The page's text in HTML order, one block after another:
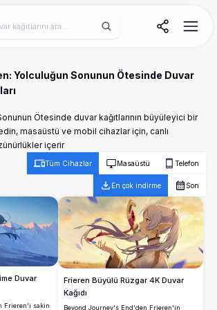
Yolculuğun Sonunun Ötesinde Duvar
Ötesinde duvar kağıtlarının büyüleyici bir
masaüstü ve mobil cihazlar için, canlı
içerir
Tüm Cihazlar Masaüstü Telefon
En çok indirme Son
Duvar
Frieren'i sakin
Frieren Büyülü Rüzgar 4K Duvar
Kağıdı
Beyond Journey's End'den Frieren'in